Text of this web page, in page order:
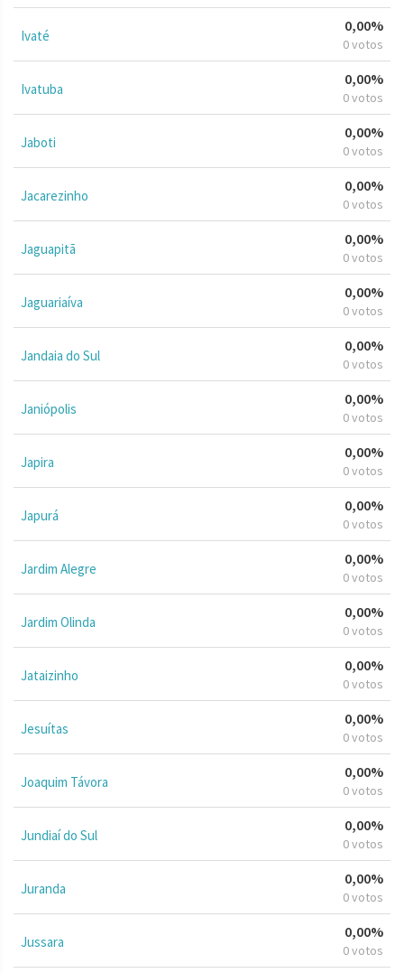
Ivaté
0,00%
0 votos
Ivatuba
0,00%
0 votos
Jaboti
0,00%
0 votos
Jacarezinho
0,00%
0 votos
Jaguapitã
0,00%
0 votos
Jaguariaíva
0,00%
0 votos
Jandaia do Sul
0,00%
0 votos
Janiópolis
0,00%
0 votos
Japira
0,00%
0 votos
Japurá
0,00%
0 votos
Jardim Alegre
0,00%
0 votos
Jardim Olinda
0,00%
0 votos
Jataizinho
0,00%
0 votos
Jesuítas
0,00%
0 votos
Joaquim Távora
0,00%
0 votos
Jundiaí do Sul
0,00%
0 votos
Juranda
0,00%
0 votos
Jussara
0,00%
0 votos